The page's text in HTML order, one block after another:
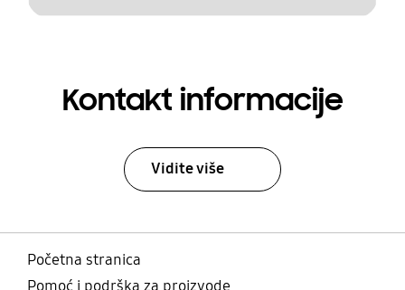
Kontakt informacije
Vidite više
Početna stranica
Pomoć i podrška za proizvode